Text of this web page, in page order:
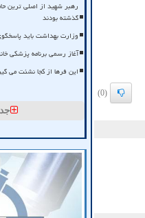
(0)
رهبر شهید از اصلی ترین
گذشته بودند
وزارت بهداشت باید
آغاز رسمی برنامه پزشکی خانواده در ۲۰
این فرها از کجا نشئت می